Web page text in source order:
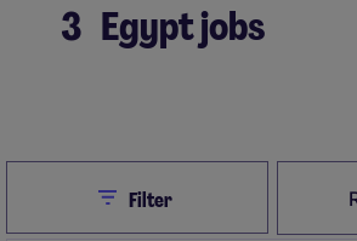
3 Egypt jobs
CloseFilter